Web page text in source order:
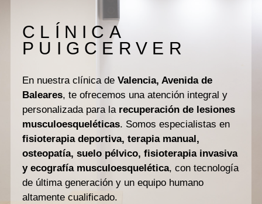
CLÍNICA
PUIGCERVER
En nuestra clínica de Valencia, Avenida de
Baleares, te ofrecemos una atención integral y
personalizada para la recuperación de lesiones
musculoesqueléticas. Somos especialistas en
fisioterapia deportiva, terapia manual,
osteopatía, suelo pélvico, fisioterapia invasiva
y ecografía musculoesquelética, con tecnología
de última generación y un equipo humano
altamente cualificado.